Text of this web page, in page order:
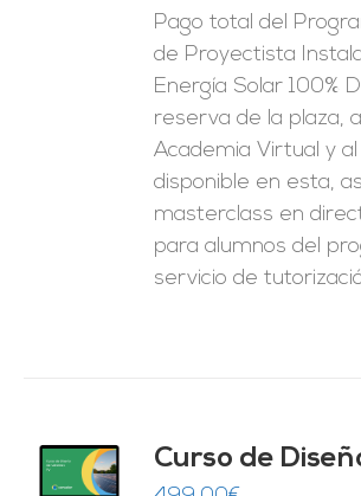
Pago total del
de Proyectista
Energía Solar 100%
reserva de la plaza,
Academia Virtual y
disponible en esta,
masterclass en
para alumnos del
servicio de
Curso de